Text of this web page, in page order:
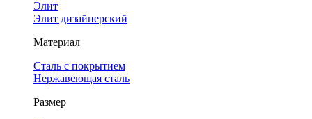
Элит
Элит дизайнерский
Материал
Сталь с покрытием
Нержавеющая сталь
Размер